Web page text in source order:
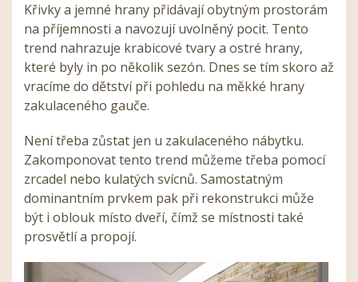
Křivky a jemné hrany přidávají obytným prostorám
na příjemnosti a navozují uvolněný pocit. Tento
trend nahrazuje krabicové tvary a ostré hrany,
které byly in po několik sezón. Dnes se tím skoro až
vracíme do dětství při pohledu na měkké hrany
zakulaceného gauče.
Není třeba zůstat jen u zakulaceného nábytku.
Zakomponovat tento trend můžeme třeba pomocí
zrcadel nebo kulatých svícnů. Samostatným
dominantním prvkem pak při rekonstrukci může
být i oblouk místo dveří, čímž se místnosti také
prosvětlí a propojí.